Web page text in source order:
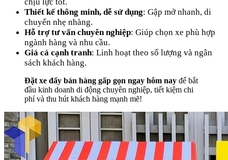
Thiết kế thông minh, dễ sử dụng: Gập mở nhanh, di
chuyển nhẹ nhàng.
Hỗ trợ tư vấn chuyên nghiệp: Giúp chọn xe phù hợp
ngành hàng và nhu cầu.
Giá cả cạnh tranh: Linh hoạt theo số lượng và ngân
sách khách hàng.
Đặt xe đẩy bán hàng gấp gọn ngay hôm nay để bắt
đầu kinh doanh di động chuyên nghiệp, tiết kiệm chi
phí và thu hút khách hàng mạnh mẽ!